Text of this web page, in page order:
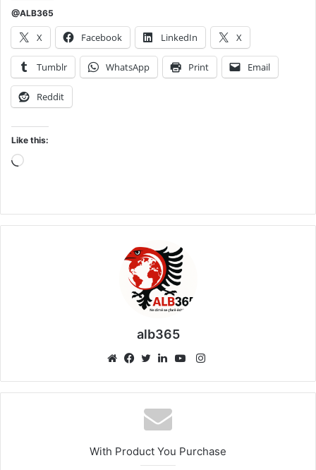
@ALB365
X Facebook LinkedIn X
Tumblr WhatsApp Print Email
Reddit
Like this:
Loading…
alb365
Instagram
With Product You Purchase